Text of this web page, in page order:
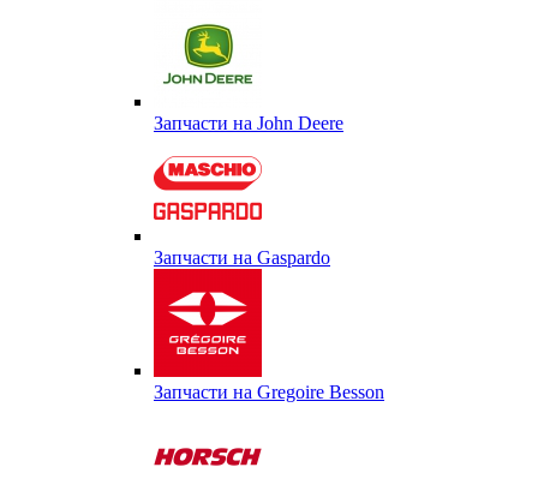
Запчасти на John Deere
Запчасти на Gaspardo
Запчасти на Gregoire Besson